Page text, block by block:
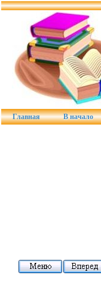
Главная В начало